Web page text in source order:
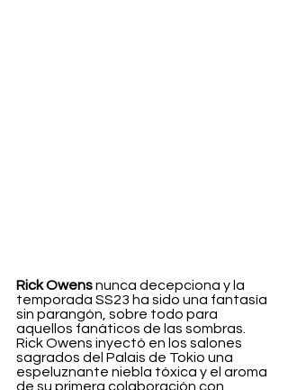
Rick Owens nunca decepciona y la
temporada SS23 ha sido una fantasía
sin parangón, sobre todo para
aquellos fanáticos de las sombras.
Rick Owens inyectó en los salones
sagrados del Palais de Tokio una
espeluznante niebla tóxica y el aroma
de su primera colaboración con